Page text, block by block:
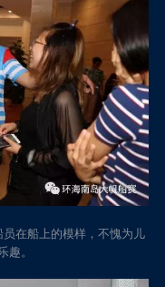
在船上的模样，不愧为儿
。